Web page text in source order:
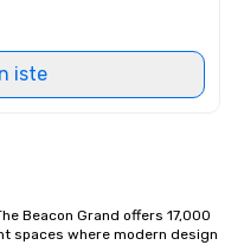
iste
Beacon Grand offers 17,000
spaces where modern design